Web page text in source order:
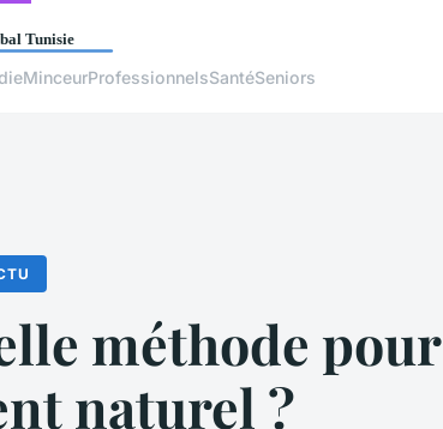
MinceurProfessionnelsSantéSeniors
méthode pour
naturel ?